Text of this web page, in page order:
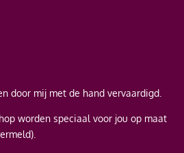
door mij met de hand vervaardigd.
worden speciaal voor jou op maat